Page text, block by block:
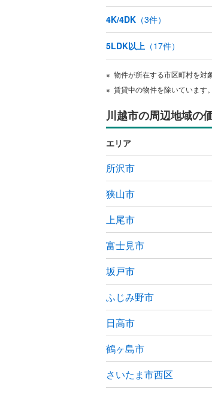
4K/4DK （3件）
5LDK以上 （17件）
物件が所在する市区町村を対
賃貸中の物件を除いています。
川越市の周辺地域の
エリア
所沢市
狭山市
上尾市
富士見市
坂戸市
ふじみ野市
日高市
鶴ヶ島市
さいたま市西区